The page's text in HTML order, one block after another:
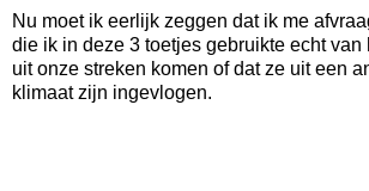
Nu moet ik eerlijk zeggen dat ik me
die ik in deze 3 toetjes gebruikte echt van
uit onze streken komen of dat ze uit een
klimaat zijn ingevlogen.